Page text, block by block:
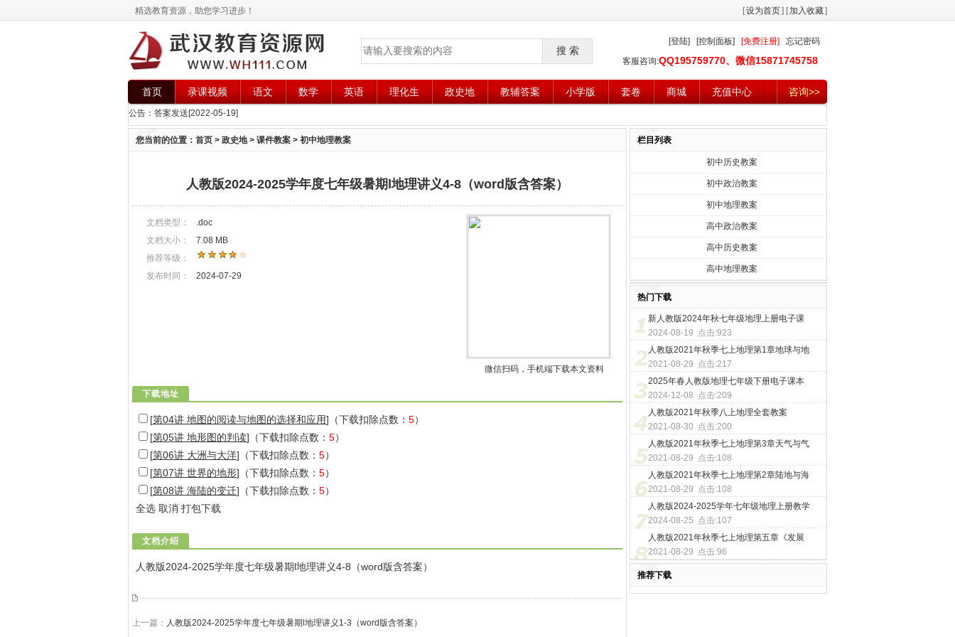
精选教育资源，助您学习进步！ [设为首页] [加入收藏]
搜 索
[登陆] [控制面板] [免费注册]
忘记密码
客服咨询:QQ195759770、微信15871745758
首页 录课视频 语文 数学 英语 理化生 政史地 教辅答案 小学版 套卷 商城 充值中心 咨询>>
公告： 答案发送 [2022-05-19]
您当前的位置： 首页 > 政史地> 课件教案 > 初中地理教案
人教版2024-2025学年度七年级暑期l地理讲义4-8（word版含答案）
文档类型：
.doc
文档大小：
7.08 MB
推荐等级：
发布时间：
2024-07-29
微信扫码，手机端下载本文资料
下载地址
[第04讲 地图的阅读与地图的选择和应用]（下载扣除点数： 5）
[第05讲 地形图的判读]（下载扣除点数： 5）
[第06讲 大洲与大洋]（下载扣除点数： 5）
[第07讲 世界的地形]（下载扣除点数： 5）
[第08讲 海陆的变迁]（下载扣除点数： 5）
全选 取消 打包下载
文档介绍
人教版2024-2025学年度七年级暑期l地理讲义4-8（word版含答案）
上一篇： 人教版2024-2025学年度七年级暑期l地理讲义1-3（word版含答案）
栏目列表
初中历史教案
初中政治教案
初中地理教案
高中政治教案
高中历史教案
高中地理教案
热门下载
新人教版2024年秋七年级地理上册电子课
2024-08-19 点击:923
人教版2021年秋季七上地理第1章地球与地
2021-08-29 点击:217
2025年春人教版地理七年级下册电子课本
2024-12-08 点击:209
人教版2021年秋季八上地理全套教案
2021-08-30 点击:200
人教版2021年秋季七上地理第3章天气与气
2021-08-29 点击:108
人教版2021年秋季七上地理第2章陆地与海
2021-08-29 点击:108
人教版2024-2025学年七年级地理上册教学
2024-08-25 点击:107
人教版2021年秋季七上地理第五章《发展
2021-08-29 点击:96
推荐下载